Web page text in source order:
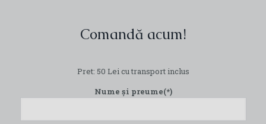
Comandă acum!
Pret: 50 Lei cu transport inclus
Nume și preume(*)